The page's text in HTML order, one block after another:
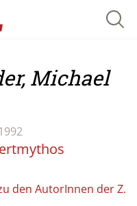
Michael
den AutorInnen der Z.